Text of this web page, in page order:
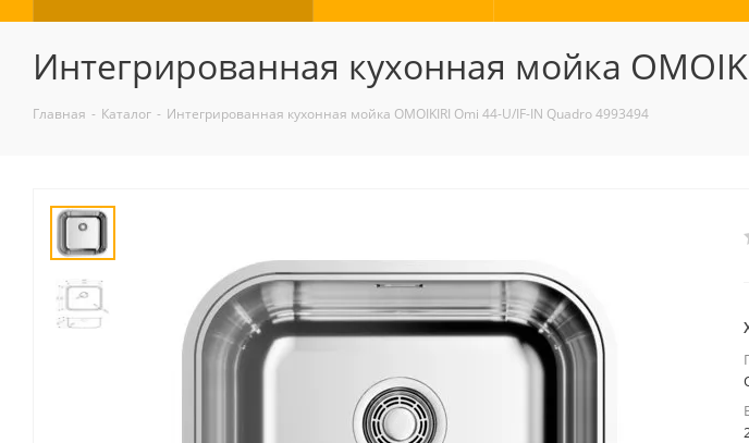
Интегрированная кухонная мойка
Главная - Каталог - Интегрированная кухонная мойка OMOIKIRI Omi 44-U/IF-IN Quadro 4993494